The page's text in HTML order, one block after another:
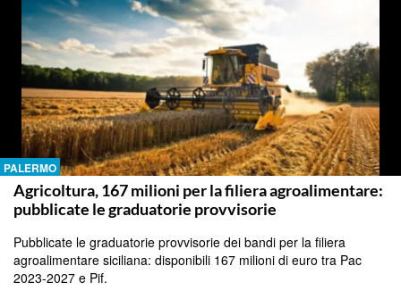
PALERMO
Agricoltura, 167 milioni per la filiera agroalimentare:
pubblicate le graduatorie provvisorie
Pubblicate le graduatorie provvisorie dei bandi per la filiera
agroalimentare siciliana: disponibili 167 milioni di euro tra Pac
2023-2027 e Pif.